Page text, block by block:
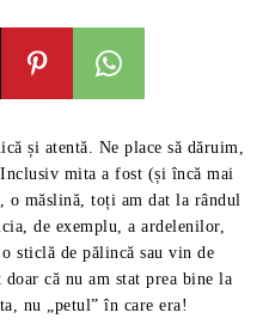
și atentă. Ne place să dăruim,
mita a fost (și încă mai
o măslină, toți am dat la rândul
de exemplu, a ardelenilor,
sticlă de pălincă sau vin de
doar că nu am stat prea bine la
nu „petul” în care era!